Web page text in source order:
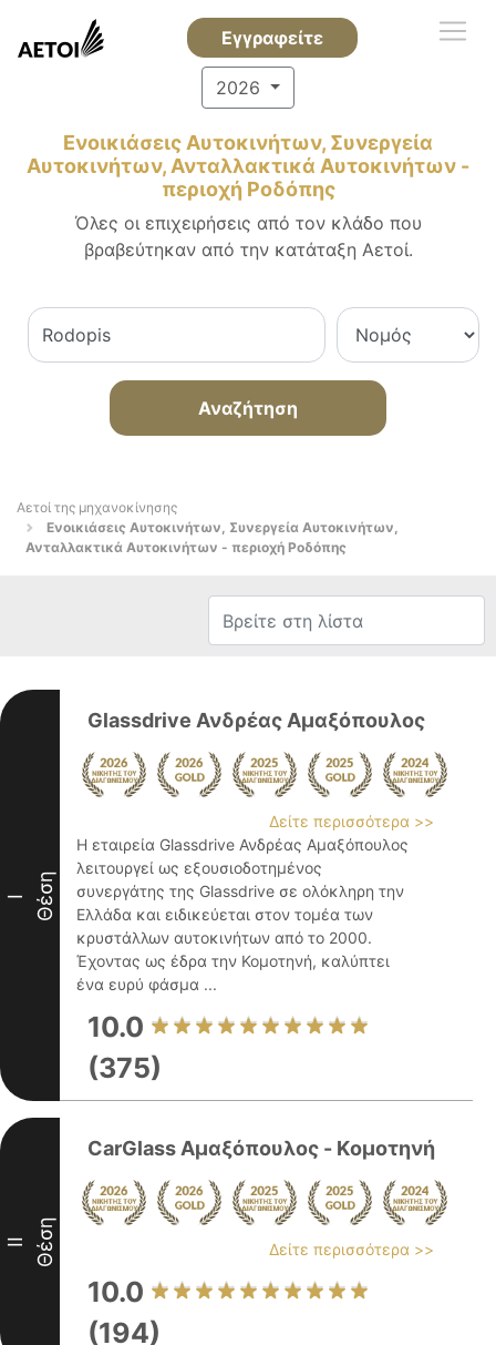
Εγγραφείτε
2026
Ενοικιάσεις Αυτοκινήτων, Συνεργεία
Αυτοκινήτων, Ανταλλακτικά Αυτοκινήτων -
περιοχή Ροδόπης
Όλες οι επιχειρήσεις από τον κλάδο που
βραβεύτηκαν από την κατάταξη Αετοί.
Αναζήτηση
Αετοί της μηχανοκίνησης
Ενοικιάσεις Αυτοκινήτων, Συνεργεία Αυτοκινήτων,
Ανταλλακτικά Αυτοκινήτων - περιοχή Ροδόπης
I Θέση
Glassdrive Ανδρέας Αμαξόπουλος
Δείτε περισσότερα >>
Η εταιρεία Glassdrive Ανδρέας Αμαξόπουλος
λειτουργεί ως εξουσιοδοτημένος
συνεργάτης της Glassdrive σε ολόκληρη την
Ελλάδα και ειδικεύεται στον τομέα των
κρυστάλλων αυτοκινήτων από το 2000.
Έχοντας ως έδρα την Κομοτηνή, καλύπτει
ένα ευρύ φάσμα ...
10.0
(375)
II Θέση
CarGlass Αμαξόπουλος - Kομοτηνή
Δείτε περισσότερα >>
10.0
(194)